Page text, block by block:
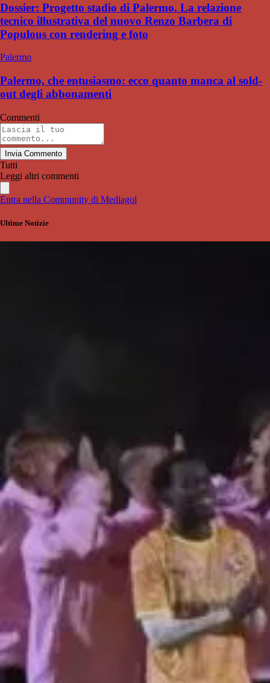
Dossier: Progetto stadio di Palermo. La relazione
tecnico illustrativa del nuovo Renzo Barbera di
Populous con rendering e foto
Palermo
Palermo, che entusiasmo: ecco quanto manca al sold-
out degli abbonamenti
Commenti
Invia Commento
Tutti
Leggi altri commenti
Entra nella Community di Mediagol
Ultime Notizie